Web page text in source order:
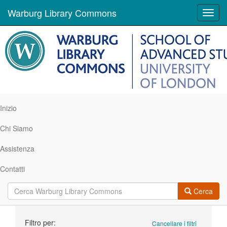
Warburg Library Commons
Inizio
Chi Siamo
Assistenza
Contatti
Cerca
Cancellare i filtri
Filtro per: